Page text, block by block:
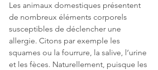
Les animaux domestiques présentent
de nombreux éléments corporels
susceptibles de déclencher une
allergie. Citons par exemple les
squames ou la fourrure, la salive, l’urine
et les fèces. Naturellement, puisque les